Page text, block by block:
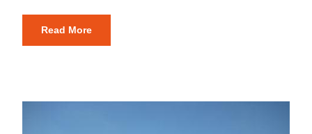
Read More